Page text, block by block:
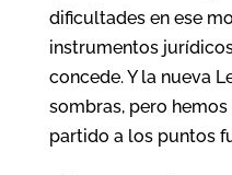
dificultades en ese
instrumentos
concede. Y la nueva
sombras, pero
partido a los puntos